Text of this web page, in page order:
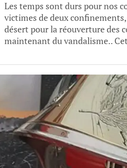
Les temps sont durs pour nos
victimes de deux
désert pour la réouverture des
maintenant du vandalisme..